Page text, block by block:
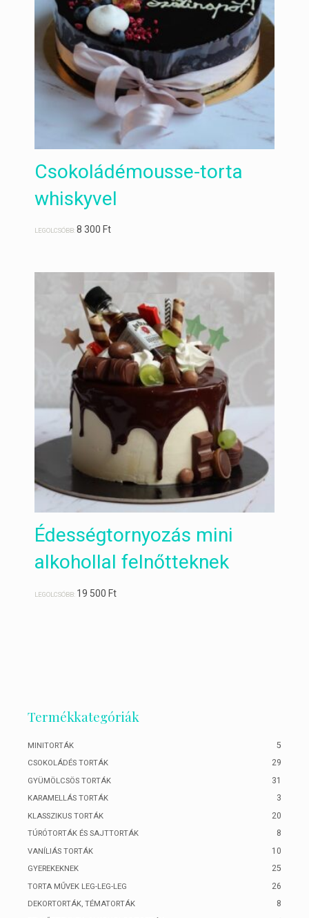
Csokoládémousse-torta
whiskyvel
LEGOLCSÓBB:8 300Ft
Édességtornyozás mini
alkohollal felnőtteknek
LEGOLCSÓBB: 19 500Ft
Termékkategóriák
MINITORTÁK 5
CSOKOLÁDÉS TORTÁK 29
GYÜMÖLCSÖS TORTÁK 31
KARAMELLÁS TORTÁK 3
KLASSZIKUS TORTÁK 20
TÚRÓTORTÁK ÉS SAJTTORTÁK 8
VANÍLIÁS TORTÁK 10
GYEREKEKNEK 25
TORTA MŰVEK LEG-LEG-LEG 26
DEKORTORTÁK, TÉMATORTÁK 8